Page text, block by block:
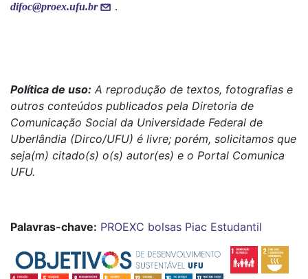
difoc@proex.ufu.br
.
Política de uso: A reprodução de textos, fotografias e
outros conteúdos publicados pela Diretoria de
Comunicação Social da Universidade Federal de
Uberlândia (Dirco/UFU) é livre; porém, solicitamos que
seja(m) citado(s) o(s) autor(es) e o Portal Comunica
UFU.
Palavras-chave: PROEXC bolsas Piac Estudantil